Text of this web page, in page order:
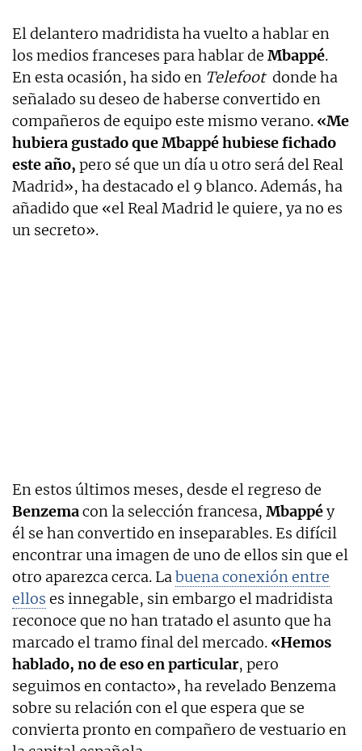
El delantero madridista ha vuelto a hablar en
los medios franceses para hablar de Mbappé.
En esta ocasión, ha sido en Telefoot donde ha
señalado su deseo de haberse convertido en
compañeros de equipo este mismo verano. «Me
hubiera gustado que Mbappé hubiese fichado
este año, pero sé que un día u otro será del Real
Madrid», ha destacado el 9 blanco. Además, ha
añadido que «el Real Madrid le quiere, ya no es
un secreto».
En estos últimos meses, desde el regreso de
Benzemacon la selección francesa, Mbappéy
él se han convertido en inseparables. Es difícil
encontrar una imagen de uno de ellos sin que el
otro aparezca cerca. Labuena conexión entre
ellos es innegable, sin embargo el madridista
reconoce que no han tratado el asunto que ha
marcado el tramo final del mercado. «Hemos
hablado, no de eso en particular, pero
seguimos en contacto», ha revelado Benzema
sobre su relación con el que espera que se
convierta pronto en compañero de vestuario en